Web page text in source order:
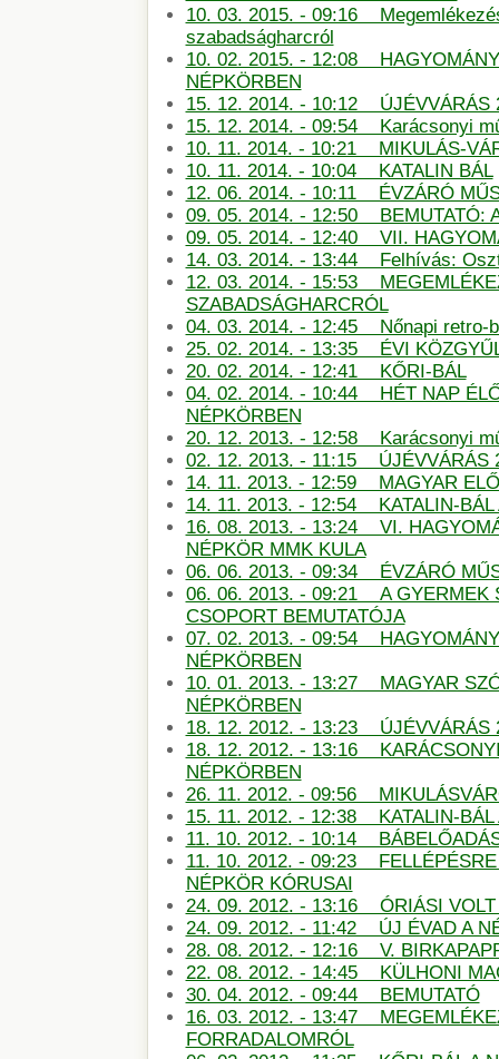
10. 03. 2015. - 09:16
szabadságharcról
10. 02. 2015. - 12:08
NÉPKÖRBEN
15. 12. 2014. - 10:12 ÚJÉVVÁRÁS
15. 12. 2014. - 09:54 Karácsonyi
10. 11. 2014. - 10:21 MIKULÁS-
10. 11. 2014. - 10:04 KATALIN BÁL
12. 06. 2014. - 10:11 ÉVZÁRÓ
09. 05. 2014. - 12:50 BEMUTATÓ:
09. 05. 2014. - 12:40 VII.
14. 03. 2014. - 13:44 Felhívás:
12. 03. 2014. - 15:53
SZABADSÁGHARCRÓL
04. 03. 2014. - 12:45 Nőnapi retro-
25. 02. 2014. - 13:35 ÉVI
20. 02. 2014. - 12:41 KŐRI-BÁL
04. 02. 2014. - 10:44 HÉT NAP
NÉPKÖRBEN
20. 12. 2013. - 12:58 Karácsonyi
02. 12. 2013. - 11:15 ÚJÉVVÁRÁS
14. 11. 2013. - 12:59 MAGYAR
14. 11. 2013. - 12:54 KATALIN-BÁL
16. 08. 2013. - 13:24 VI.
NÉPKÖR MMK KULA
06. 06. 2013. - 09:34 ÉVZÁRÓ
06. 06. 2013. - 09:21 A GYERMEK
CSOPORT BEMUTATÓJA
07. 02. 2013. - 09:54
NÉPKÖRBEN
10. 01. 2013. - 13:27 MAGYAR
NÉPKÖRBEN
18. 12. 2012. - 13:23 ÚJÉVVÁRÁS
18. 12. 2012. - 13:16
NÉPKÖRBEN
26. 11. 2012. - 09:56
15. 11. 2012. - 12:38 KATALIN-BÁL
11. 10. 2012. - 10:14
11. 10. 2012. - 09:23 FELLÉPÉSRE
NÉPKÖR KÓRUSAI
24. 09. 2012. - 13:16 ÓRIÁSI VOLT
24. 09. 2012. - 11:42 ÚJ ÉVAD A
28. 08. 2012. - 12:16 V.
22. 08. 2012. - 14:45 KÜLHONI
30. 04. 2012. - 09:44 BEMUTATÓ
16. 03. 2012. - 13:47
FORRADALOMRÓL